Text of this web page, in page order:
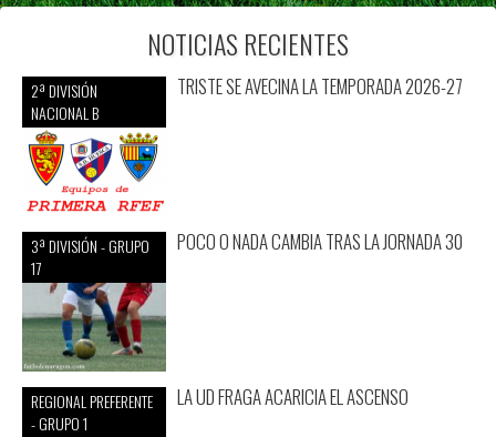
NOTICIAS RECIENTES
2ª DIVISIÓN
NACIONAL B
TRISTE SE AVECINA LA TEMPORADA 2026-27
3ª DIVISIÓN - GRUPO
17
POCO O NADA CAMBIA TRAS LA JORNADA 30
REGIONAL PREFERENTE
- GRUPO 1
LA UD FRAGA ACARICIA EL ASCENSO